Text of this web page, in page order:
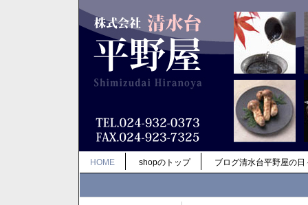
HOME shopのトップ ブログ清水台平野屋の日